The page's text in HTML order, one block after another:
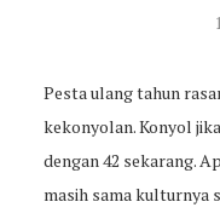
Pesta ulang tahun
kekonyolan. Konyol
dengan 42 sekarang.
masih sama kulturnya